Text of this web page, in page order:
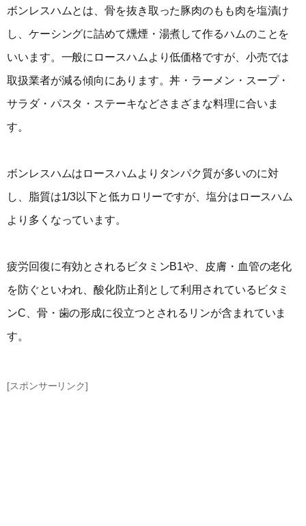
ボンレスハムとは、骨を抜き取った豚肉のもも肉を塩漬け
し、ケーシングに詰めて燻煙・湯煮して作るハムのことを
いいます。一般にロースハムより低価格ですが、小売では
取扱業者が減る傾向にあります。丼・ラーメン・スープ・
サラダ・パスタ・ステーキなどさまざまな料理に合いま
す。
ボンレスハムはロースハムよりタンパク質が多いのに対
し、脂質は1/3以下と低カロリーですが、塩分はロースハム
より多くなっています。
疲労回復に有効とされるビタミンB1や、皮膚・血管の老化
を防ぐといわれ、酸化防止剤として利用されているビタミ
ンC、骨・歯の形成に役立つとされるリンが含まれていま
す。
[スポンサーリンク]